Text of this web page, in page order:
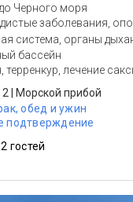
Черного моря
заболевания,
система, органы
бассейн
терренкур, лечение
| Морской прибой
обед и ужин
подтверждение
гостей